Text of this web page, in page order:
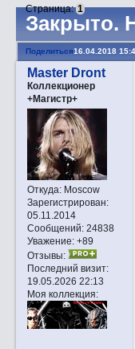
Закрытo.
Страница:1
Поделиться16.04.2018
Master Dront
Коллекционер
+Магистр+
Откуда:Moscow
Зарегистрирован:
05.11.2014
Сообщений:24838
Уважение: +89
Отзывы:
Последний визит:
19.05.2026 22:13
Моя коллекция: